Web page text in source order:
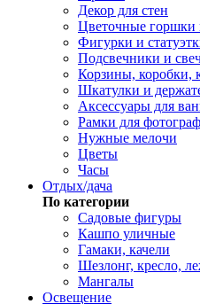
Декор для стен
Цветочные горшки
Фигурки и
Подсвечники и
Корзины, коробки,
Шкатулки и
Аксессуары для
Рамки для
Нужные мелочи
Цветы
Часы
Отдых/дача
По категории
Садовые фигуры
Кашпо уличные
Гамаки, качели
Шезлонг, кресло,
Мангалы
Освещение